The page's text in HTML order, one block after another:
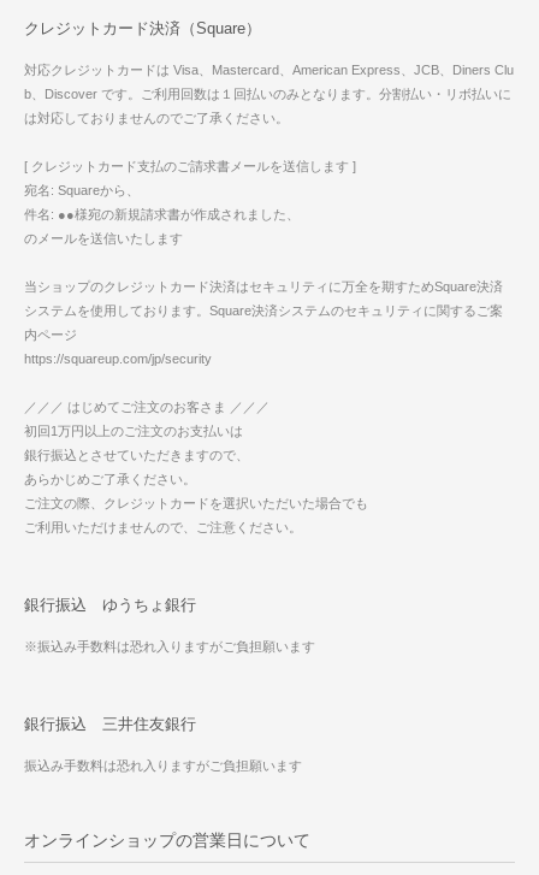
クレジットカード決済（Square）
対応クレジットカードは Visa、Mastercard、American Express、JCB、Diners Clu
b、Discover です。ご利用回数は１回払いのみとなります。分割払い・リボ払いに
は対応しておりませんのでご了承ください。
[ クレジットカード支払のご請求書メールを送信します ]
宛名: Squareから、
件名: ●●様宛の新規請求書が作成されました、
のメールを送信いたします
当ショップのクレジットカード決済はセキュリティに万全を期すためSquare決済
システムを使用しております。Square決済システムのセキュリティに関するご案
内ページ
https://squareup.com/jp/security
／／／ はじめてご注文のお客さま ／／／
初回1万円以上のご注文のお支払いは
銀行振込とさせていただきますので、
あらかじめご了承ください。
ご注文の際、クレジットカードを選択いただいた場合でも
ご利用いただけませんので、ご注意ください。
銀行振込 ゆうちょ銀行
※振込み手数料は恐れ入りますがご負担願います
銀行振込 三井住友銀行
振込み手数料は恐れ入りますがご負担願います
オンラインショップの営業日について